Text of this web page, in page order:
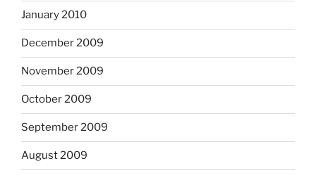
January 2010
December 2009
November 2009
October 2009
September 2009
August 2009